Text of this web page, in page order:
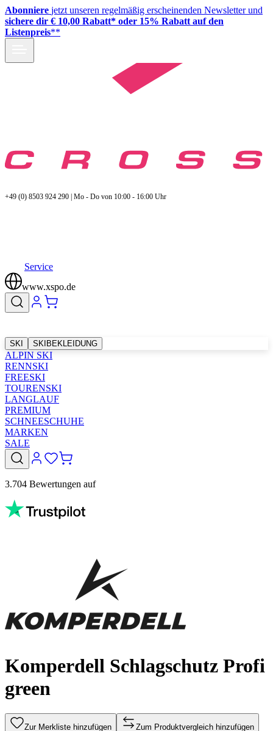
Abonniere jetzt unseren regelmäßig erscheinenden Newsletter und
sichere dir € 10,00 Rabatt* oder 15% Rabatt auf den
Listenpreis**
+49 (0) 8503 924 290 | Mo - Do von 10:00 - 16:00 Uhr
Service
www.xspo.de
SKI SKIBEKLEIDUNG
ALPIN SKI
RENNSKI
FREESKI
TOURENSKI
LANGLAUF
PREMIUM
SCHNEESCHUHE
MARKEN
SALE
3.704 Bewertungen auf
Komperdell Schlagschutz Profi
green
Zur Merkliste hinzufügen Zum Produktvergleich hinzufügen